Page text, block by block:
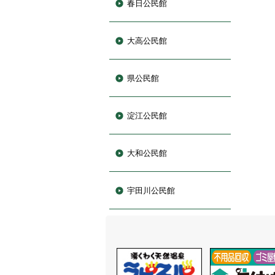
春日公民館
大高公民館
県公民館
淀江公民館
大和公民館
宇田川公民館